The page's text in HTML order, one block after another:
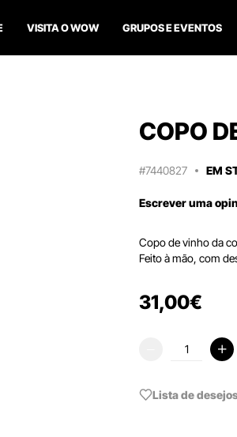
VISITA O WOW GRUPOS E EVENTOS
COPO
#7440827 EM
Escrever uma
Copo de vinho da
Feito à mão, com
31,00€
Lista de